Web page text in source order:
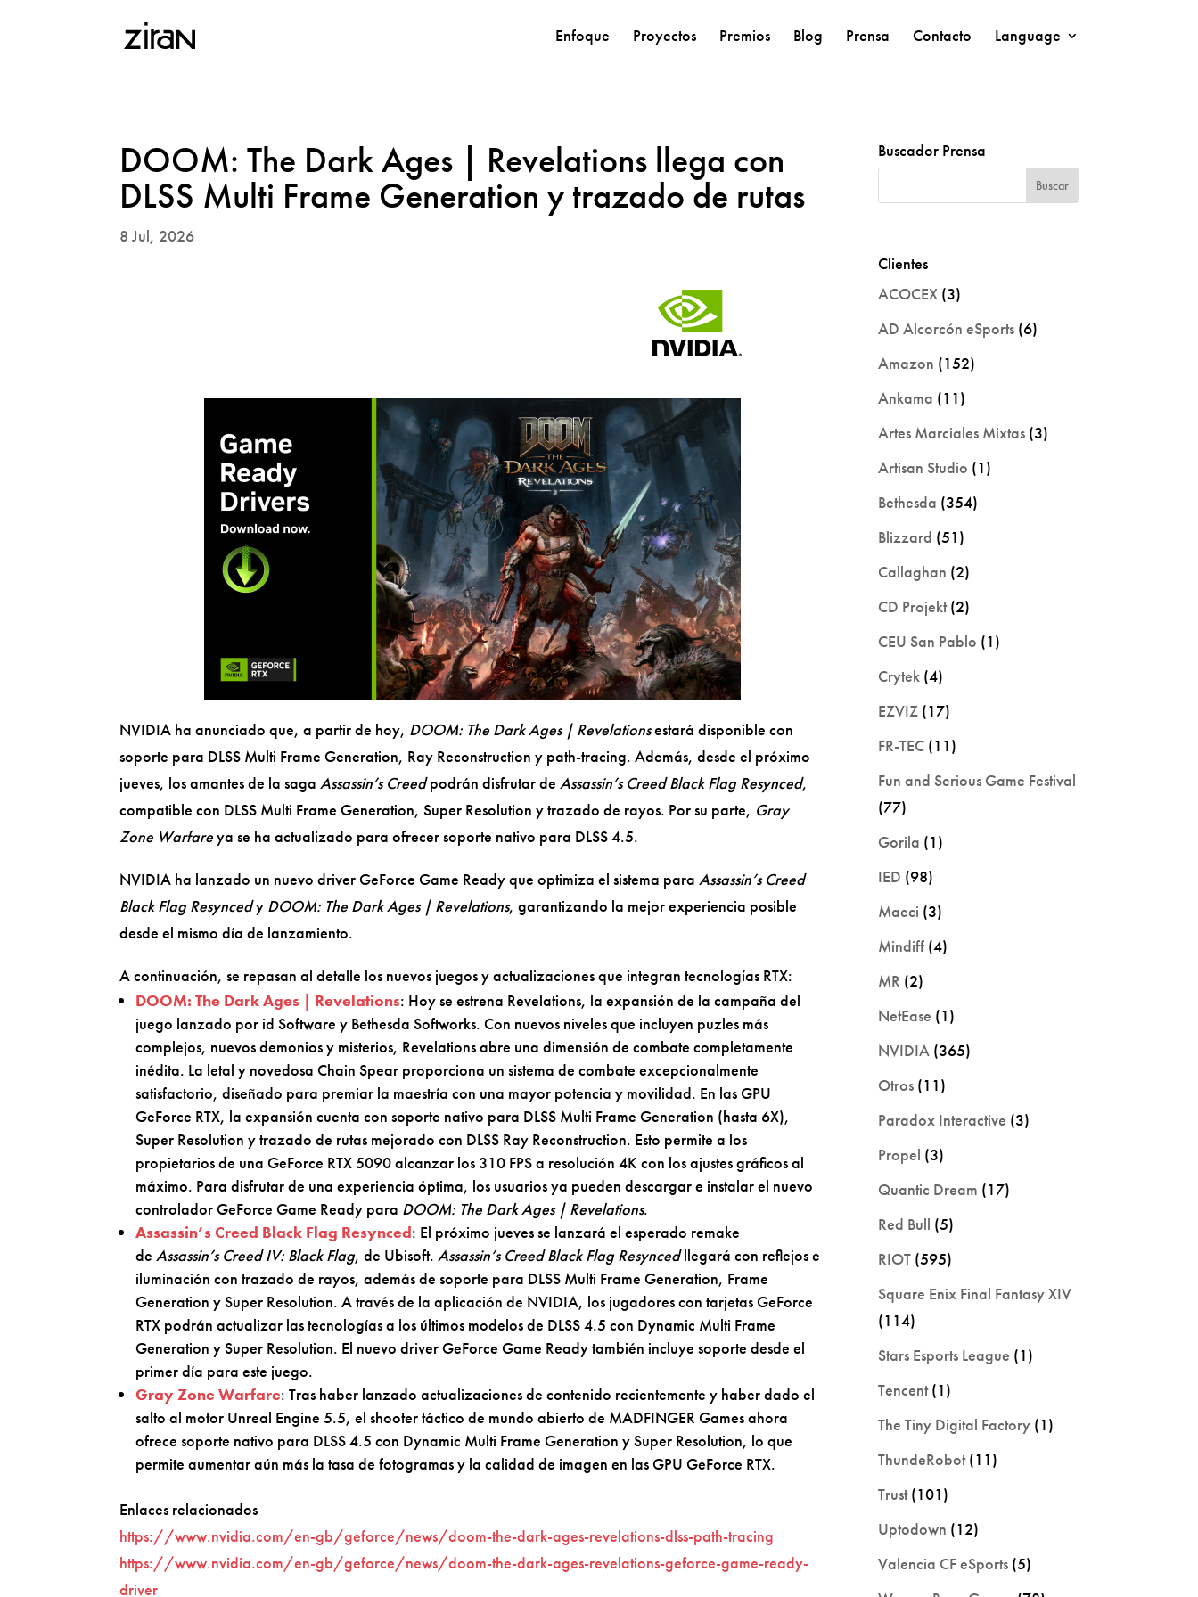
Enfoque Proyectos Premios Blog Prensa Contacto Language
DOOM: The Dark Ages | Revelations llega con
DLSS Multi Frame Generation y trazado de rutas
8 Jul, 2026
NVIDIA ha anunciado que, a partir de hoy, DOOM: The Dark Ages | Revelationsestará disponible con
soporte para DLSS Multi Frame Generation, Ray Reconstruction y path-tracing. Además, desde el próximo
jueves, los amantes de la sagaAssassin’s Creedpodrán disfrutar deAssassin’s Creed Black Flag Resynced,
compatible con DLSS Multi Frame Generation, Super Resolution y trazado de rayos. Por su parte, Gray
Zone Warfareya se ha actualizado para ofrecer soporte nativo para DLSS 4.5.
NVIDIA ha lanzado un nuevo driver GeForce Game Ready que optimiza el sistema paraAssassin’s Creed
Black Flag Resyncedy DOOM: The Dark Ages | Revelations, garantizando la mejor experiencia posible
desde el mismo día de lanzamiento.
A continuación, se repasan al detalle los nuevos juegos y actualizaciones que integran tecnologías RTX:
DOOM: The Dark Ages | Revelations: Hoy se estrena Revelations, la expansión de la campaña del
juego lanzado por id Software y Bethesda Softworks. Con nuevos niveles que incluyen puzles más
complejos, nuevos demonios y misterios, Revelations abre una dimensión de combate completamente
inédita. La letal y novedosa Chain Spear proporciona un sistema de combate excepcionalmente
satisfactorio, diseñado para premiar la maestría con una mayor potencia y movilidad. En las GPU
GeForce RTX, la expansión cuenta con soporte nativo para DLSS Multi Frame Generation (hasta 6X),
Super Resolution y trazado de rutas mejorado con DLSS Ray Reconstruction. Esto permite a los
propietarios de una GeForce RTX 5090 alcanzar los 310 FPS a resolución 4K con los ajustes gráficos al
máximo. Para disfrutar de una experiencia óptima, los usuarios ya pueden descargar e instalar el nuevo
controlador GeForce Game Ready para DOOM: The Dark Ages | Revelations.
Assassin’s Creed Black Flag Resynced: El próximo jueves se lanzará el esperado remake
deAssassin’s Creed IV: Black Flag, de Ubisoft. Assassin’s Creed Black Flag Resyncedllegará con reflejos e
iluminación con trazado de rayos, además de soporte para DLSS Multi Frame Generation, Frame
Generation y Super Resolution. A través de la aplicación de NVIDIA, los jugadores con tarjetas GeForce
RTX podrán actualizar las tecnologías a los últimos modelos de DLSS 4.5 con Dynamic Multi Frame
Generation y Super Resolution. El nuevo driver GeForce Game Ready también incluye soporte desde el
primer día para este juego.
Gray Zone Warfare: Tras haber lanzado actualizaciones de contenido recientemente y haber dado el
salto al motor Unreal Engine 5.5, el shooter táctico de mundo abierto de MADFINGER Games ahora
ofrece soporte nativo para DLSS 4.5 con Dynamic Multi Frame Generation y Super Resolution, lo que
permite aumentar aún más la tasa de fotogramas y la calidad de imagen en las GPU GeForce RTX.
Enlaces relacionados
https://www.nvidia.com/en-gb/geforce/news/doom-the-dark-ages-revelations-dlss-path-tracing
https://www.nvidia.com/en-gb/geforce/news/doom-the-dark-ages-revelations-geforce-game-ready-
driver
Buscador Prensa
Clientes
ACOCEX (3)
AD Alcorcón eSports (6)
Amazon (152)
Ankama (11)
Artes Marciales Mixtas (3)
Artisan Studio (1)
Bethesda (354)
Blizzard (51)
Callaghan (2)
CD Projekt(2)
CEU San Pablo (1)
Crytek (4)
EZVIZ (17)
FR-TEC (11)
Fun and Serious Game Festival
(77)
Gorila (1)
IED (98)
Maeci (3)
Mindiff (4)
MR (2)
NetEase (1)
NVIDIA (365)
Otros (11)
Paradox Interactive (3)
Propel (3)
Quantic Dream (17)
Red Bull (5)
RIOT (595)
Square Enix Final Fantasy XIV
(114)
Stars Esports League (1)
Tencent(1)
The Tiny Digital Factory (1)
ThundeRobot(11)
Trust(101)
Uptodown (12)
Valencia CF eSports (5)